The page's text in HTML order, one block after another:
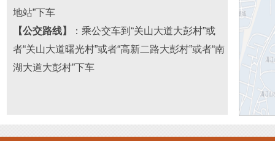
地站”下车
【公交路线】
：乘公交车到“关山大道大彭村”或
者“关山大道曙光村”或者“高新二路大彭村”或者“南
湖大道大彭村”下车